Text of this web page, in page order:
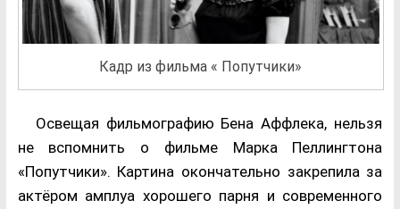
Кадр из фильма « Попутчики»
Освещая фильмографию Бена Аффлека, нельзя
не вспомнить о фильме Марка Пеллингтона
«Попутчики». Картина окончательно закрепила за
актёром амплуа хорошего парня и современного